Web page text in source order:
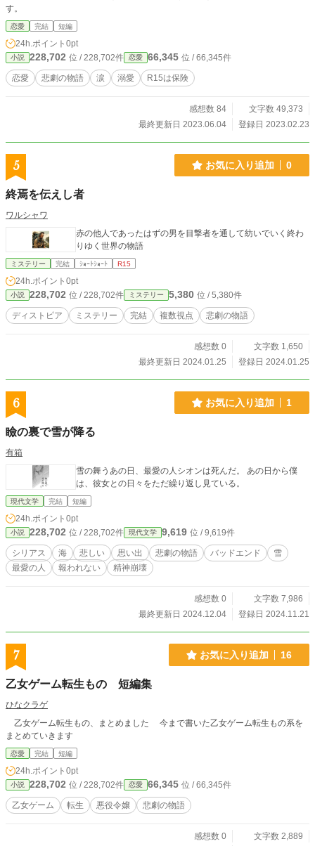
出版（1919、2022） ゲーテ作 手塚富雄訳『ファウスト』
発『Nier Automate』（2017-2022） FuRyu株式会社開発
『クライスタ』（2018） Team Cherry開発『Hollow Knigh
t』（2017） その他偉大なる先達の方々が残された名作の
数々 ※敬称略 ※外国文学の年代は原文が出版された年代、参
読者の皆様に、言葉を絶するほどの感謝を。
す。
恋愛 完結 短編
24h.ポイント 0pt
小説 228,702 位 / 228,702件 恋愛 66,345 位 / 66,345件
恋愛 悲劇の物語 涙 溺愛 R15は保険
感想数 84
文字数 49,373
最終更新日 2023.06.04
登録日 2023.02.23
5 お気に入り追加 0
終焉を伝えし者
ワルシャワ
赤の他人であったはずの男を目撃者を通して紡いでいく終わ
りゆく世界の物語
ミステリー 完結 ｼｮｰﾄｼｮｰﾄ R15
24h.ポイント 0pt
小説 228,702 位 / 228,702件 ミステリー 5,380 位 / 5,380件
ディストピア ミステリー 完結 複数視点 悲劇の物語
感想数 0
文字数 1,650
最終更新日 2024.01.25
登録日 2024.01.25
6 お気に入り追加 1
瞼の裏で雪が降る
有箱
雪の舞うあの日、最愛の人シオンは死んだ。 あの日から僕
は、彼女との日々をただ繰り返し見ている。
現代文学 完結 短編
24h.ポイント 0pt
小説 228,702 位 / 228,702件 現代文学 9,619 位 / 9,619件
シリアス 海 悲しい 思い出 悲劇の物語 バッドエンド
雪
最愛の人
報われない 精神崩壊
感想数 0
文字数 7,986
最終更新日 2024.12.04
登録日 2024.11.21
7 お気に入り追加 16
乙女ゲーム転生もの 短編集
ひなクラゲ
乙女ゲーム転生もの、まとめました 今まで書いた乙女ゲーム転生もの系を
恋愛 完結 短編
24h.ポイント 0pt
小説 228,702 位 / 228,702件 恋愛 66,345 位 / 66,345件
乙女ゲーム 転生 悪役令嬢 悲劇の物語
感想数 0
文字数 2,889